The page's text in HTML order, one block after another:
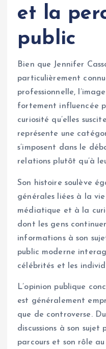
et la
public
Bien que Jennifer
particulièrement
professionnelle,
fortement influencée
curiosité qu’elles
représente une
s’imposent dans le
relations plutôt qu’à
Son histoire soulève
générales liées à la
médiatique et à la
dont les gens
informations à son
public moderne
célébrités et les
L’opinion publique
est généralement
que de controverse.
discussions à son sujet
parcours et son rôle